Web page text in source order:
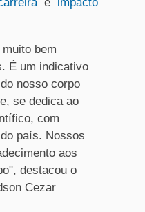
bem
É um indicativo
nosso corpo
se dedica ao
com
país. Nossos
aos
destacou o
Cezar